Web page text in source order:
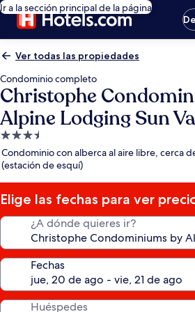
Ir a la sección principal de la página
Ver todas las propiedades
Condominio completo
Christophe
Alpine Lodging Sun
Propiedad
de
3.5
estrellas
Condominio con alberca al aire libre, cerca
(estación de esquí)
Elige las fechas para ver
¿A dónde quieres ir?
Fechas
Huéspedes